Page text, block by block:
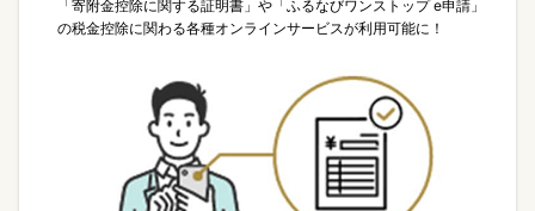
「寄附金控除に関する証明書」や「ふるなびワンストップ e申請」
の税金控除に関わる各種オンラインサービスが利用可能に！